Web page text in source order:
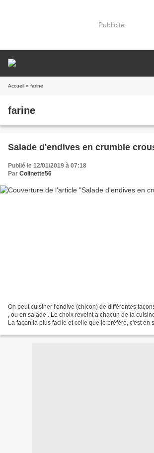
Publicité
Accueil » farine
farine
Salade d'endives en crumble
Publié le 12/01/2019 à 07:18
Par Colinette56
On peut cuisiner l'endive (chicon) de différentes
, ou en salade . Le choix reveint a chacun de la
La façon la plus facile et celle que je préfère, c'est en